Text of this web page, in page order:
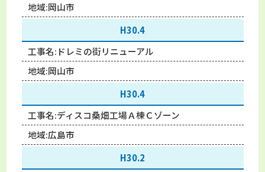
地域:岡山市
H30.4
工事名: ドレミの街リニューアル
地域:岡山市
H30.4
工事名:ディスコ桑畑工場Ａ棟Ｃゾーン
地域:広島市
H30.2